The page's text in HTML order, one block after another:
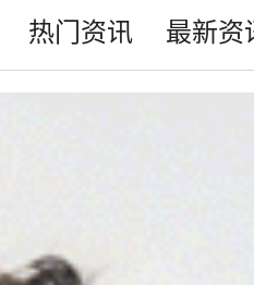
热门资讯 最新资